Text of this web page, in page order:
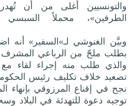
والتونسيين أغلى من أن
الطرفين»، محملاً السبسي
وبيَّن الغنوشي لـ»السفير» أنه
بطلب ملحّ من الرباعي المشرف
والذي طلب منه إجراء لقاء
تصعيد خلاف تكليف رئيس
نجح في إقناع المرزوقي بإنهاء
توجيه دعوة للتهدئة في البلاد